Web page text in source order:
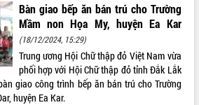
Bàn giao bếp ăn bán trú cho Trường
Mầm non Họa My, huyện Ea Kar
(18/12/2024, 15:29)
Trung ương Hội Chữ thập đỏ Việt Nam vừa
phối hợp với Hội Chữ thập đỏ tỉnh Đắk Lắk
giao công trình bếp ăn bán trú cho Trường
huyện Ea Kar.